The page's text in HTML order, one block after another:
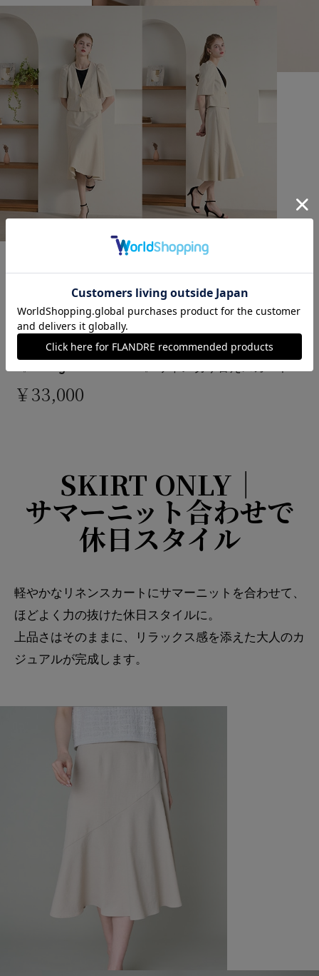
《M Maglie le cassetto》ゴールド釦半袖ジャケット
￥44,000
￥33,000
SKIRT ONLY｜
サマーニット合わせで
休日スタイル
軽やかなリネンスカートにサマーニットを合わせて、
ほどよく力の抜けた休日スタイルに。
上品さはそのままに、リラックス感を添えた大人のカ
ジュアルが完成します。